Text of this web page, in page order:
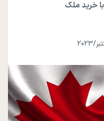
خرید ملک
/
2023